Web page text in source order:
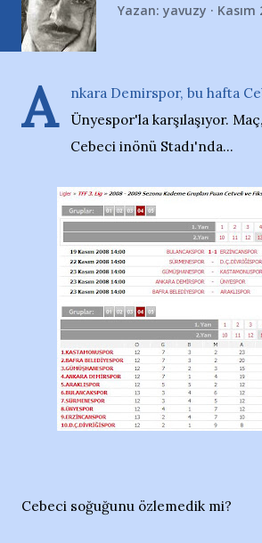
Yazan: yavuzy Kasım
A
nkara Demirspor, bu hafta
Ünyespor'la karşılaşıyor.
Cebeci inönü Stadı'nda...
Cebeci soğuğunu özlemedik mi?